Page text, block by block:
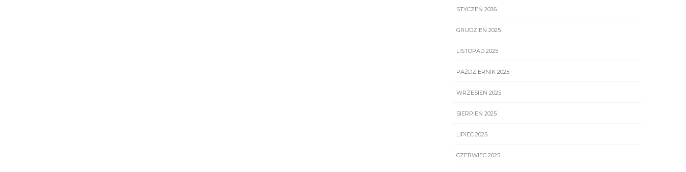
STYCZEŃ 2026
GRUDZIEŃ 2025
LISTOPAD 2025
PAŹDZIERNIK 2025
WRZESIEŃ 2025
SIERPIEŃ 2025
LIPIEC 2025
CZERWIEC 2025